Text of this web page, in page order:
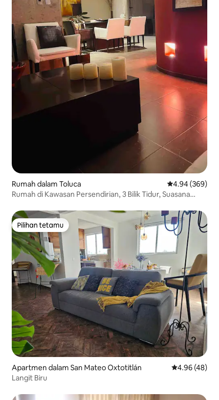
Rumah dalam Toluca Penarafan
4.94 (369)
Rumah di Kawasan Persendirian, 3 Bilik Tidur, Suasana
Pilihan tetamu
Pilihan tetamu
Apartmen dalam San Mateo Oxtotitlán Penarafan
4.96 (48)
Langit Biru